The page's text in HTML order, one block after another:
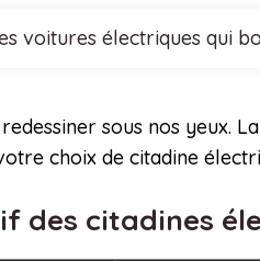
voitures électriques qui
sous nos yeux.
choix de citadine
des citadines